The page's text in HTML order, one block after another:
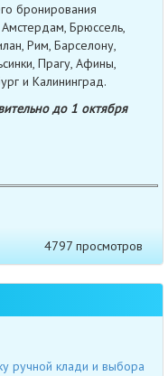
бронирования
Брюссель,
Рим, Барселону,
Прагу, Афины,
и Калининград.
до 1 октября
4797 просмотров
ручной клади и выбора